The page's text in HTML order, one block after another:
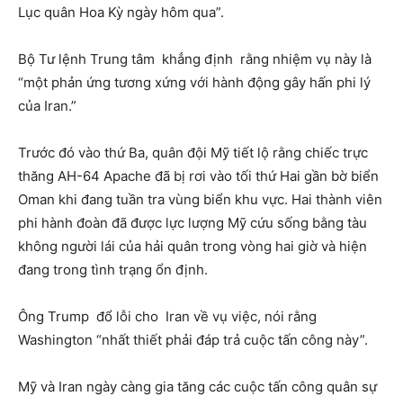
Lục quân Hoa Kỳ ngày hôm qua”.
Bộ Tư lệnh Trung tâm khẳng định rằng nhiệm vụ này là
“một phản ứng tương xứng với hành động gây hấn phi lý
của Iran.”
Trước đó vào thứ Ba, quân đội Mỹ tiết lộ rằng chiếc trực
thăng AH-64 Apache đã bị rơi vào tối thứ Hai gần bờ biển
Oman khi đang tuần tra vùng biển khu vực. Hai thành viên
phi hành đoàn đã được lực lượng Mỹ cứu sống bằng tàu
không người lái của hải quân trong vòng hai giờ và hiện
đang trong tình trạng ổn định.
Ông Trump đổ lỗi cho Iran về vụ việc, nói rằng
Washington “nhất thiết phải đáp trả cuộc tấn công này”.
Mỹ và Iran ngày càng gia tăng các cuộc tấn công quân sự